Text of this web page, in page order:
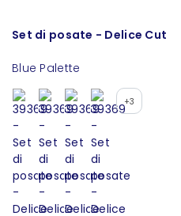
Set di posate - Delice Cut
Blue Palette
+3